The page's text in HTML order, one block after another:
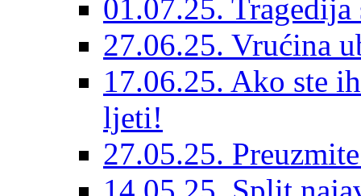
01.07.25.
27.06.25. Vrućina
17.06.25. Ako ste
ljeti!
27.05.25.